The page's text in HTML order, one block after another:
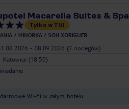
Macarella Suites & Spa
Tylko w TUI
MINORKA SON XORIGUER
- 08.09.2026 (7 noclegów)
Katowice (18:50)
darmowe Wi-Fi w całym hotelu